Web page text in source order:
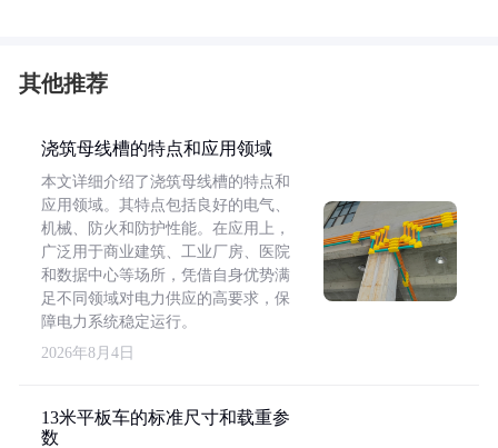
其他推荐
浇筑母线槽的特点和应用领域
本文详细介绍了浇筑母线槽的特点和
应用领域。其特点包括良好的电气、
机械、防火和防护性能。在应用上，
广泛用于商业建筑、工业厂房、医院
和数据中心等场所，凭借自身优势满
足不同领域对电力供应的高要求，保
障电力系统稳定运行。
2026年8月4日
13米平板车的标准尺寸和载重参
数